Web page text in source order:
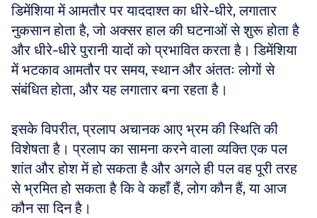
डिमेंशिया में आमतौर पर याददाश्त का धीरे-धीरे, लगातार
नुकसान होता है, जो अक्सर हाल की घटनाओं से शुरू होता है
और धीरे-धीरे पुरानी यादों को प्रभावित करता है। डिमेंशिया
में भटकाव आमतौर पर समय, स्थान और अंततः लोगों से
संबंधित होता, और यह लगातार बना रहता है।
इसके विपरीत, प्रलाप अचानक आए भ्रम की स्थिति की
विशेषता है। प्रलाप का सामना करने वाला व्यक्ति एक पल
शांत और होश में हो सकता है और अगले ही पल वह पूरी तरह
से भ्रमित हो सकता है कि वे कहाँ हैं, लोग कौन हैं, या आज
कौन सा दिन है।